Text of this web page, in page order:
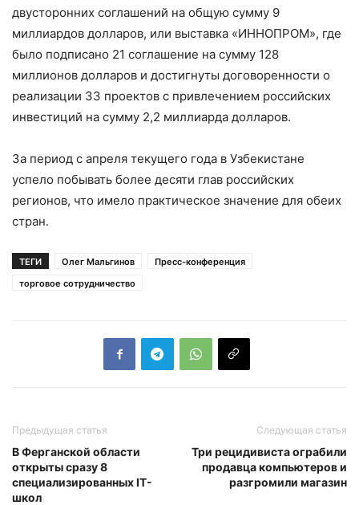
двусторонних соглашений на общую сумму 9
миллиардов долларов, или выставка «ИННОПРОМ», где
было подписано 21 соглашение на сумму 128
миллионов долларов и достигнуты договоренности о
реализации 33 проектов с привлечением российских
инвестиций на сумму 2,2 миллиарда долларов.
За период с апреля текущего года в Узбекистане
успело побывать более десяти глав российских
регионов, что имело практическое значение для обеих
стран.
ТЕГИ Олег Мальгинов
Пресс-конференция
торговое сотрудничество
Предыдущая статья
В Ферганской области
открыты сразу 8
специализированных IT-
школ
Следующая статья
Три рецидивиста ограбили
продавца компьютеров и
разгромили магазин